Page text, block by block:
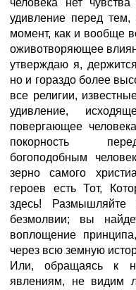
человека нет
удивление перед
момент, как и вообще
оживотворяющее
утверждаю я,
но и гораздо более
все религии,
удивление,
повергающее
покорность
богоподобным
зерно самого
героев есть Тот,
здесь!
безмолвии; вы
воплощение
через всю земную
Или, обращаясь к
явлениям, не видим